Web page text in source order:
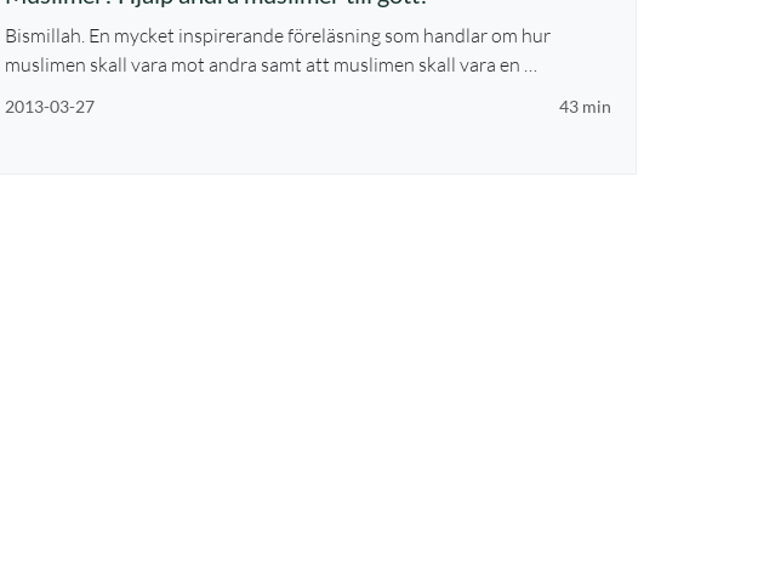
Bismillah. En mycket inspirerande föreläsning som handlar om hur
muslimen skall vara mot andra samt att muslimen skall vara en …
2013-03-27 43 min